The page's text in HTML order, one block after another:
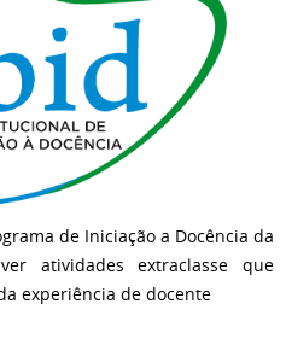
de Iniciação a Docência da
atividades extraclasse que
experiência de docente